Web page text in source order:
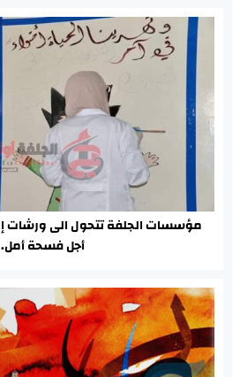
أجل فسحة أمل.